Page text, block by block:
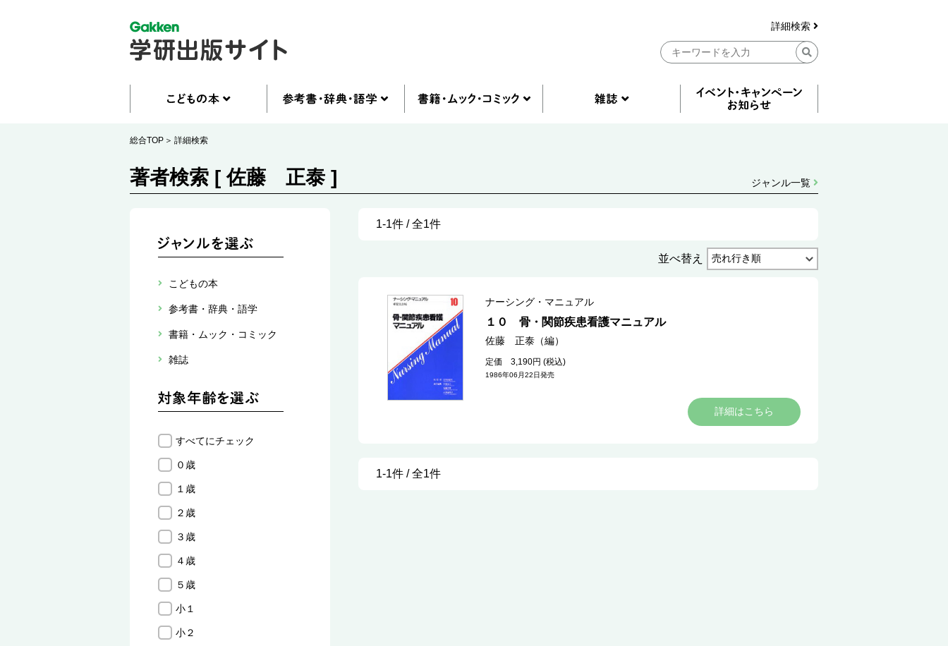
詳細検索
総合TOP 詳細検索
著者検索 [ 佐藤 正泰 ] ジャンル一覧
こどもの本
参考書・辞典・語学
書籍・ムック・コミック
雑誌
すべてにチェック
０歳
１歳
２歳
３歳
４歳
５歳
小１
小２
1-1件 / 全1件
並べ替え
ナーシング・マニュアル
１０ 骨・関節疾患看護マニュアル
佐藤 正泰（編）
定価 3,190円 (税込)
1986年06月22日発売
詳細はこちら
1-1件 / 全1件